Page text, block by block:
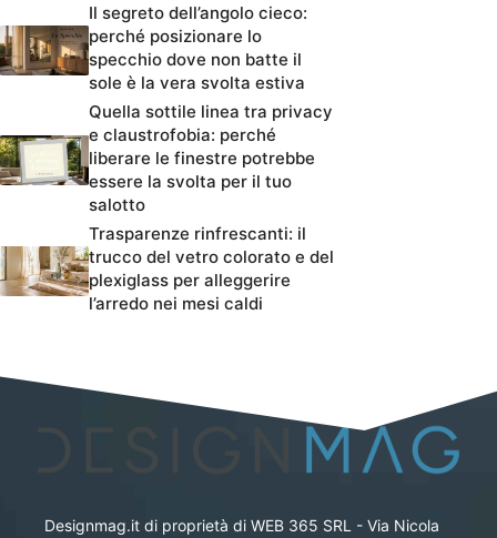
Il segreto dell’angolo cieco:
perché posizionare lo
specchio dove non batte il
sole è la vera svolta estiva
Quella sottile linea tra privacy
e claustrofobia: perché
liberare le finestre potrebbe
essere la svolta per il tuo
salotto
Trasparenze rinfrescanti: il
trucco del vetro colorato e del
plexiglass per alleggerire
l’arredo nei mesi caldi
Designmag.it di proprietà di WEB 365 SRL - Via Nicola